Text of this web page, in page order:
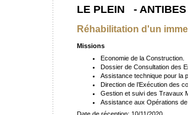
LE PLEIN - ANTIBES
Réhabilitation d'un
Missions
Economie de la Construction.
Dossier de Consultation des
Assistance technique pour la
Direction de l’Exécution des
Gestion et suivi des Travaux
Assistance aux Opérations de